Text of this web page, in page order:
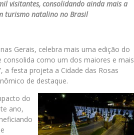
visitantes, consolidando ainda mais a
turismo natalino no Brasil
Gerais, celebra mais uma edição do
como um dos maiores e mais
festa projeta a Cidade das Rosas
de destaque.
do
ano,